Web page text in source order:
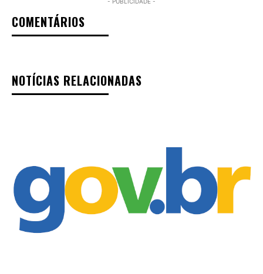
COMENTÁRIOS
NOTÍCIAS RELACIONADAS